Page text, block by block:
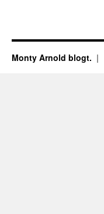
Monty Arnold blogt.